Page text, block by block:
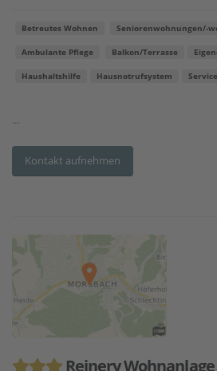
Betreutes Wohnen Seniorenwohnungen/-
Ambulante Pflege Balkon/Terrasse
Haushaltshilfe Hausnotrufsystem
...
Kontakt aufnehmen
Reinery